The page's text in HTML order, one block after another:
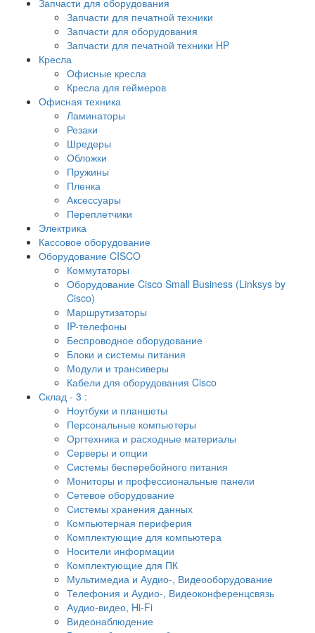
Запчасти для печатной техники
Запчасти для оборудования
Запчасти для печатной техники HP
Кресла
Офисные кресла
Кресла для геймеров
Офисная техника
Ламинаторы
Резаки
Шредеры
Обложки
Пружины
Пленка
Аксессуары
Переплетчики
Электрика
Кассовое оборудование
Оборудование CISCO
Коммутаторы
Оборудование Cisco Small Business (Linksys by
Cisco)
Маршрутизаторы
IP-телефоны
Беспроводное оборудование
Блоки и системы питания
Модули и трансиверы
Кабели для оборудования Cisco
Склад - 3 :
Ноутбуки и планшеты
Персональные компьютеры
Оргтехника и расходные материалы
Серверы и опции
Системы бесперебойного питания
Мониторы и профессиональные панели
Сетевое оборудование
Системы хранения данных
Компьютерная периферия
Комплектующие для компьютера
Носители информации
Комплектующие для ПК
Мультимедиа и Аудио-, Видеооборудование
Телефония и Аудио-, Видеоконференцсвязь
Аудио-видео, Hi-Fi
Видеонаблюдение